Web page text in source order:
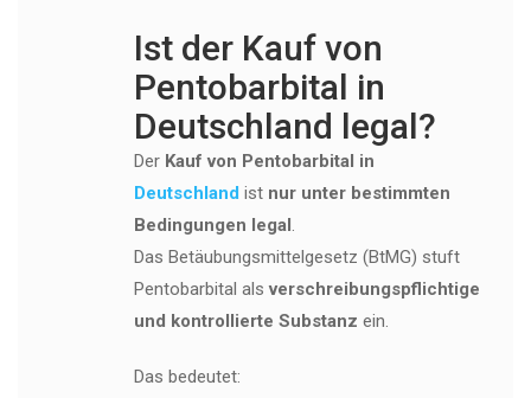
Ist der Kauf von
Pentobarbital in
Deutschland legal?
Der Kauf von Pentobarbital in
Deutschland ist nur unter bestimmten
Bedingungen legal.
Das Betäubungsmittelgesetz (BtMG) stuft
Pentobarbital alsverschreibungspflichtige
und kontrollierte Substanz ein.
Das bedeutet: